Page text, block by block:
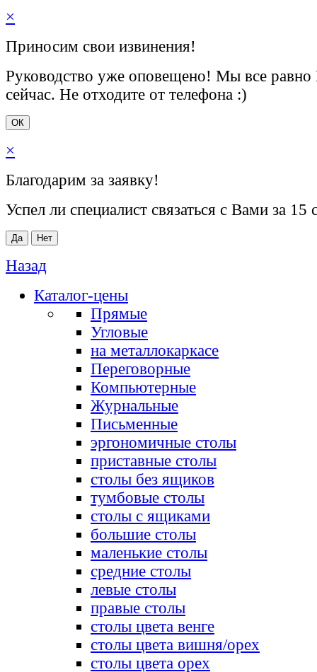
×
Приносим свои извинения!
Руководство уже оповещено! Мы все
сейчас. Не отходите от телефона :)
ОК
×
Благодарим за заявку!
Успел ли специалист связаться с Вами за 15
Да Нет
Назад
Каталог-цены
Прямые
Угловые
на металлокаркасе
Переговорные
Компьютерные
Журнальные
Письменные
эргономичные столы
приставные столы
столы без ящиков
тумбовые столы
столы с ящиками
большие столы
маленькие столы
средние столы
левые столы
правые столы
столы цвета венге
столы цвета вишня/орех
столы цвета орех